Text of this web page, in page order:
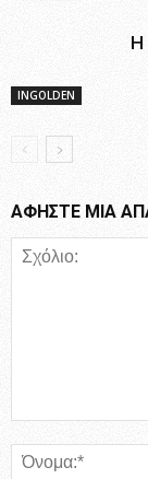
INGOLDEN
Η
ΑΦΗΣΤΕ ΜΙΑ